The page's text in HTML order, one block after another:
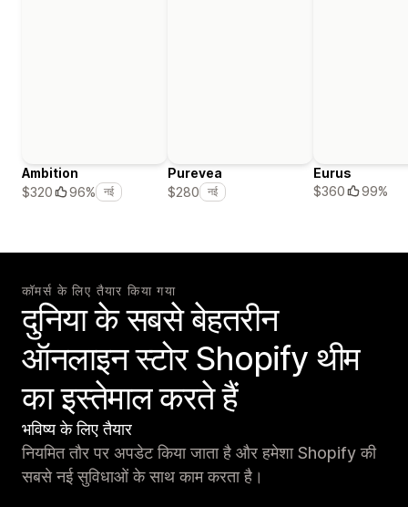
Ambition
$320
96% नई
Purevea
$280
नई
Eurus
$360
99%
कॉमर्स के लिए तैयार किया गया
दुनिया के सबसे बेहतरीन
ऑनलाइन स्टोर Shopify थीम
का इस्तेमाल करते हैं
भविष्य के लिए तैयार
नियमित तौर पर अपडेट किया जाता है और हमेशा Shopify की
सबसे नई सुविधाओं के साथ काम करता है।